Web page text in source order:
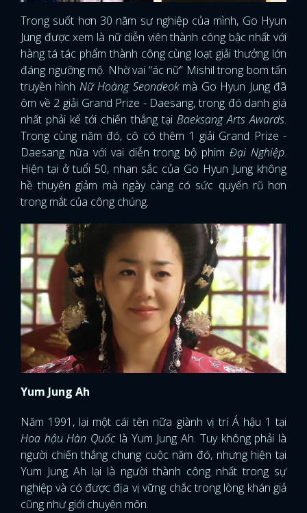
Trong suốt hơn 30 năm sự nghiệp của mình, Go Hyun
Jung được xem là nữ diễn viên thành công bậc nhất với
hàng tá tác phẩm thành công cùng loạt giải thưởng lớn
đáng ngưỡng mộ. Nhờ vai “ác nữ” Mishil trong bom tấn
truyền hình Nữ Hoàng Seondeokmà Go Hyun Jung đã
ôm về 2 giải Grand Prize - Daesang, trong đó danh giá
nhất phải kể tới chiến thắng tại Baeksang Arts Awards.
Trong cùng năm đó, cô có thêm 1 giải Grand Prize -
Daesang nữa với vai diễn trong bộ phimĐại Nghiệp.
Hiện tại ở tuổi 50, nhan sắc của Go Hyun Jung không
hề thuyên giảm mà ngày càng có sức quyến rũ hơn
trong mắt của công chúng.
Yum Jung Ah
Năm 1991, lại một cái tên nữa giành vị trí Á hậu 1 tại
Hoa hậu Hàn Quốclà Yum Jung Ah. Tuy không phải là
người chiến thắng chung cuộc năm đó, nhưng hiện tại
Yum Jung Ah lại là người thành công nhất trong sự
nghiệp và có được địa vị vững chắc trong lòng khán giả
cũng như giới chuyên môn.